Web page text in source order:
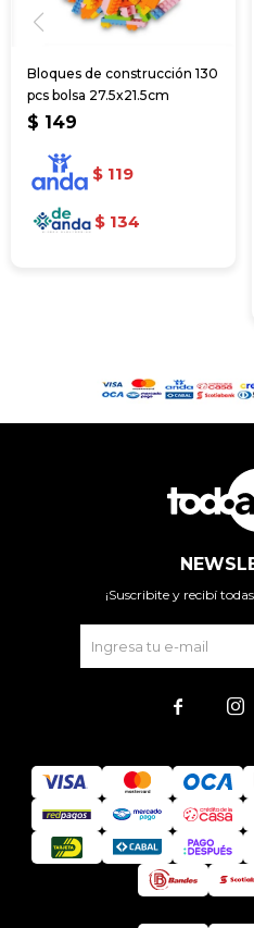
Bloques de construcción 130
pcs bolsa 27.5x21.5cm
$ 149
$ 119
$ 134
¡Suscribite y recibí
 